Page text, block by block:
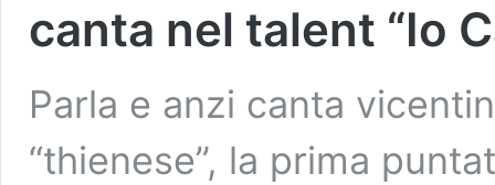
canta nel talent “Io
Parla e anzi canta
“thienese”, la prima